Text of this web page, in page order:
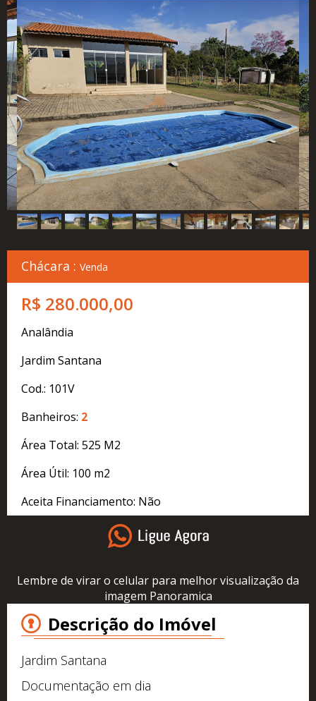
Cadastre
seu
Imóvel
Simulador
Financeiro
Localização
Contato
Chácara : Venda
R$ 280.000,00
Analândia
Jardim Santana
Cod.: 101V
Banheiros: 2
Área Total: 525 M2
Área Útil: 100 m2
Aceita Financiamento: Não
Lembre de virar o celular para melhor visualização da
imagem Panoramica
Descrição do Imóvel
Jardim Santana
Documentação em dia